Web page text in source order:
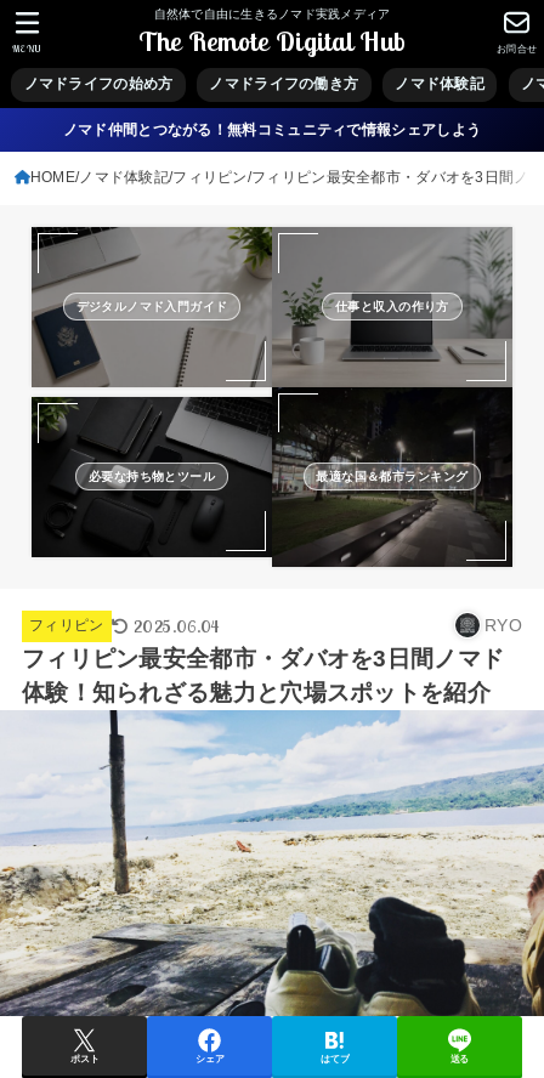
自然体で自由に生きるノマド実践メディア
The Remote Digital Hub
ノマドライフの始め方 ノマドライフの働き方 ノマド体験記 ノ
お問合せ
MENU
ノマド仲間とつながる！無料コミュニティで情報シェアしよう
HOME ノマド体験記 フィリピン フィリピン最安全都市・ダバオを3日間ノ
デジタルノマド入門ガイド 仕事と収入の作り方
必要な持ち物とツール 最適な国＆都市ランキング
フィリピン 2025.06.04 RYO
フィリピン最安全都市・ダバオを3日間ノマド
体験！知られざる魅力と穴場スポットを紹介
ポスト シェア はてブ 送る